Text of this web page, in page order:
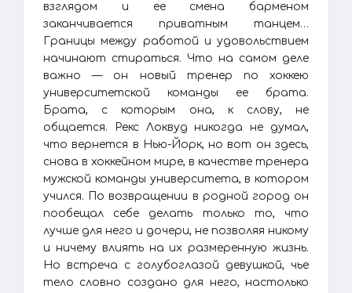
взглядом и ее смена барменом
заканчивается приватным танцем…
Границы между работой и удовольствием
начинают стираться. Что на самом деле
важно — он новый тренер по хоккею
университетской команды ее брата.
Брата, с которым она, к слову, не
общается. Рекс Локвуд никогда не думал,
что вернется в Нью-Йорк, но вот он здесь,
снова в хоккейном мире, в качестве тренера
мужской команды университета, в котором
учился. По возвращении в родной город он
пообещал себе делать только то, что
лучше для него и дочери, не позволяя никому
и ничему влиять на их размеренную жизнь.
Но встреча с голубоглазой девушкой, чье
тело словно создано для него, настолько